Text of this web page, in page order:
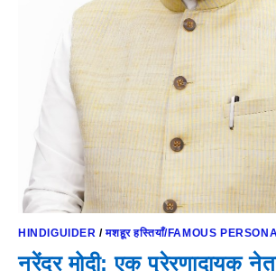
HINDIGUIDER /मशहूर हस्तियाँ/FAMOUS
नरेंद्र मोदी: एक प्रेरणादायक